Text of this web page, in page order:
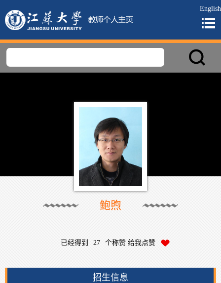
English
鲍煦
已经得到 27 个称赞 给我点赞
招生信息